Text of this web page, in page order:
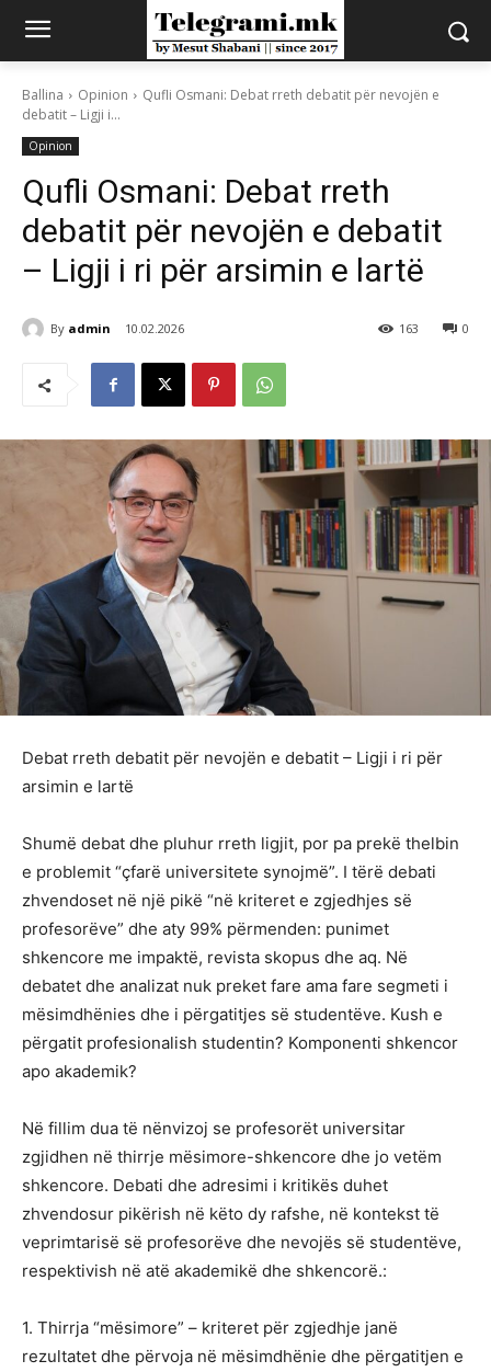
Ballina Opinion
Qufli Osmani: Debat rreth debatit për nevojën e
debatit – Ligji i...
Opinion
Qufli Osmani: Debat rreth
debatit për nevojën e debatit
– Ligji i ri për arsimin e lartë
By admin 10.02.2026 0
163
Debat rreth debatit për nevojën e debatit – Ligji i ri për
arsimin e lartë
Shumë debat dhe pluhur rreth ligjit, por pa prekë thelbin
e problemit “çfarë universitete synojmë”. I tërë debati
zhvendoset në një pikë “në kriteret e zgjedhjes së
profesorëve” dhe aty 99% përmenden: punimet
shkencore me impaktë, revista skopus dhe aq. Në
debatet dhe analizat nuk preket fare ama fare segmeti i
mësimdhënies dhe i përgatitjes së studentëve. Kush e
përgatit profesionalish studentin? Komponenti shkencor
apo akademik?
Në fillim dua të nënvizoj se profesorët universitar
zgjidhen në thirrje mësimore-shkencore dhe jo vetëm
shkencore. Debati dhe adresimi i kritikës duhet
zhvendosur pikërish në këto dy rafshe, në kontekst të
veprimtarisë së profesorëve dhe nevojës së studentëve,
respektivish në atë akademikë dhe shkencorë.:
1. Thirrja “mësimore” – kriteret për zgjedhje janë
rezultatet dhe përvoja në mësimdhënie dhe përgatitjen e